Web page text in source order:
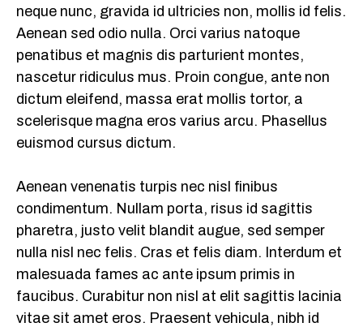
neque nunc, gravida id ultricies non, mollis id felis.
Aenean sed odio nulla. Orci varius natoque
penatibus et magnis dis parturient montes,
nascetur ridiculus mus. Proin congue, ante non
dictum eleifend, massa erat mollis tortor, a
scelerisque magna eros varius arcu. Phasellus
euismod cursus dictum.
Aenean venenatis turpis nec nisl finibus
condimentum. Nullam porta, risus id sagittis
pharetra, justo velit blandit augue, sed semper
nulla nisl nec felis. Cras et felis diam. Interdum et
malesuada fames ac ante ipsum primis in
faucibus. Curabitur non nisl at elit sagittis lacinia
vitae sit amet eros. Praesent vehicula, nibh id